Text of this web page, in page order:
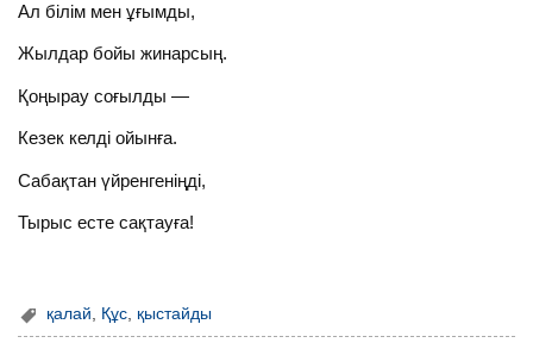
Ал білім мен ұғымды,
Жылдар бойы жинарсың.
Қоңырау соғылды —
Кезек келді ойынға.
Сабақтан үйренгеніңді,
Тырыс есте сақтауға!
қалай, Құс, қыстайды